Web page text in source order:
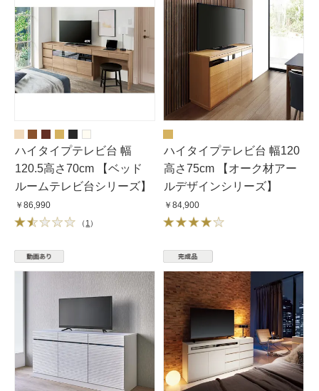
ハイタイプテレビ台 幅
120.5高さ70cm 【ベッド
ルームテレビ台シリーズ】
￥86,990
（ 1 ）
ハイタイプテレビ台 幅120
高さ75cm 【オーク材アー
ルデザインシリーズ】
￥84,900